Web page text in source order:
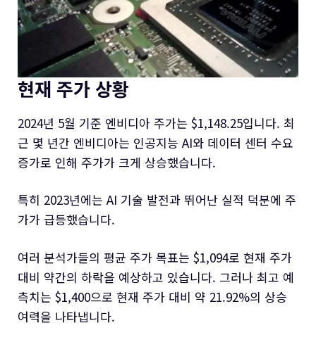
현재 주가 상황
2024년 5월 기준 엔비디아 주가는 $1,148.25입니다. 최
근 몇 년간 엔비디아는 인공지능 AI와 데이터 센터 수요
증가로 인해 주가가 크게 상승했습니다.
특히 2023년에는 AI 기술 발전과 뛰어난 실적 덕분에 주
가가 급등했습니다.
여러 분석가들의 평균 주가 목표는 $1,094로 현재 주가
대비 약간의 하락을 예상하고 있습니다. 그러나 최고 예
측치는 $1,400으로 현재 주가 대비 약 21.92%의 상승
여력을 나타냅니다.